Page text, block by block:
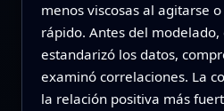
menos viscosas al agitarse
rápido. Antes del
estandarizó los datos,
examinó correlaciones. La
la relación positiva más